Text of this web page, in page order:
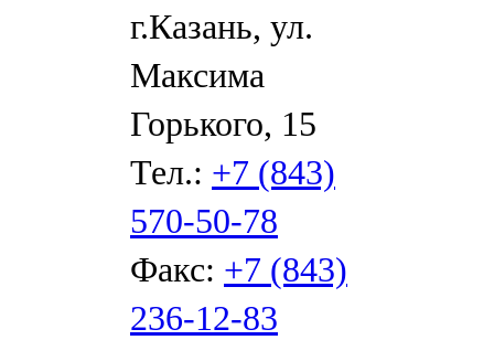
г.Казань, ул.
Максима
Горького, 15
Тел.: +7 (843)
570-50-78
Факс: +7 (843)
236-12-83